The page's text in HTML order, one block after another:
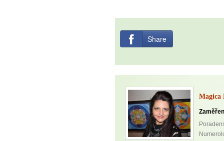
Share
Magica